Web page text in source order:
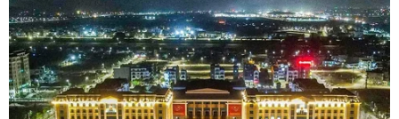
Các thị trường đều đi lên sau quyết định
giữ nguyên lãi suất của Fed
21/03/2024 10:37
Giá vàng, giá dầu, chứng khoán đều đi lên trong phiên